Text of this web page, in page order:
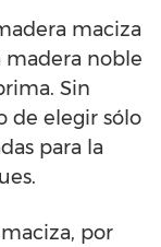
maciza
madera noble
Sin
de elegir sólo
para la
por